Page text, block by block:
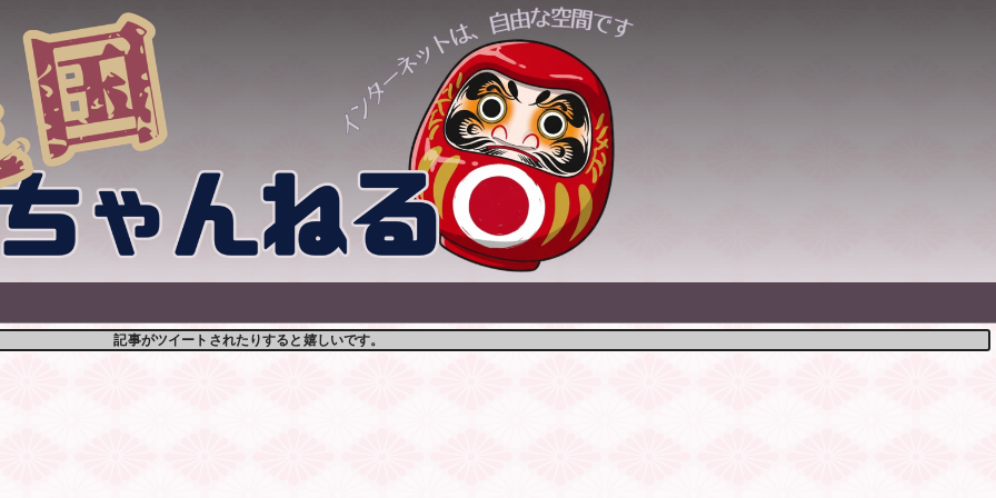
記事がツイートされたりすると嬉しいです。